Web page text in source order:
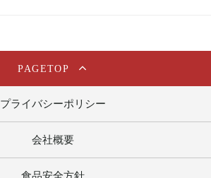
PAGETOP
プライバシーポリシー
会社概要